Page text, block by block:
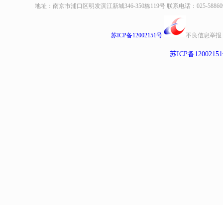
地址：南京市浦口区明发滨江新城346-350栋119号 联系电话：025-
苏ICP备12002151号 不良信息举报
苏ICP备